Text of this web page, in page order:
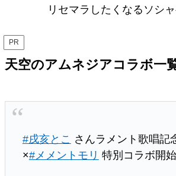
リセマラしたくなるソシ
PR
天空のアムネジアコラボ一
#戌亥とこ さんラメント歌唱記
×#メメントモリ 特別コラボ開始